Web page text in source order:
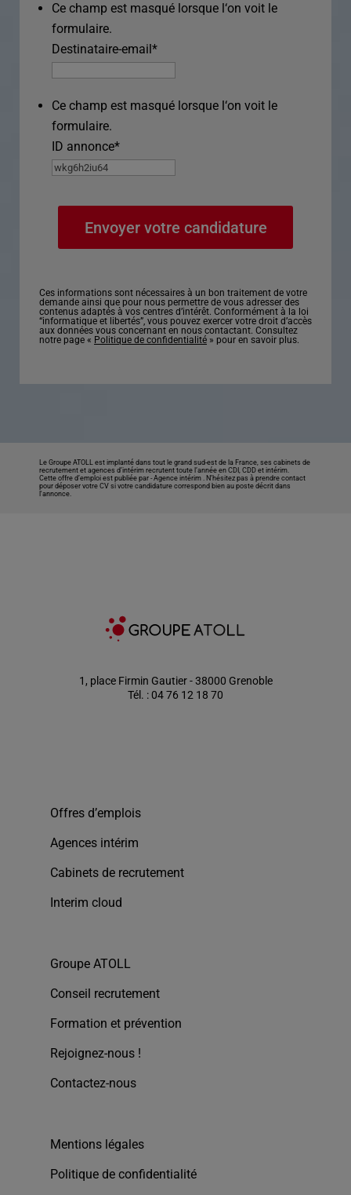
Ce champ est masqué lorsque l‘on voit le
formulaire.
Destinataire-email*
Ce champ est masqué lorsque l‘on voit le
formulaire.
ID annonce*
Ces informations sont nécessaires à un bon traitement de votre
demande ainsi que pour nous permettre de vous adresser des
contenus adaptés à vos centres d’intérêt. Conformément à la loi
“informatique et libertés”, vous pouvez exercer votre droit d’accès
aux données vous concernant en nous contactant. Consultez
notre page « Politique de confidentialité » pour en savoir plus.
Le Groupe ATOLL est implanté dans tout le grand sud-est de la France, ses cabinets de
recrutement et agences d’intérim recrutent toute l’année en CDI, CDD et intérim.
Cette offre d’emploi est publiée par -Agence intérim . N’hésitez pas à prendre contact
pour déposer votre CV si votre candidature correspond bien au poste décrit dans
l'annonce.
1, place Firmin Gautier - 38000 Grenoble
Tél. : 04 76 12 18 70
Offres d’emplois
Agences intérim
Cabinets de recrutement
Interim cloud
Groupe ATOLL
Conseil recrutement
Formation et prévention
Rejoignez-nous !
Contactez-nous
Mentions légales
Politique de confidentialité